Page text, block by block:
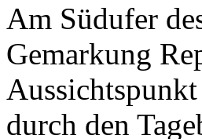
Am Südufer
Gemarkung
durch den